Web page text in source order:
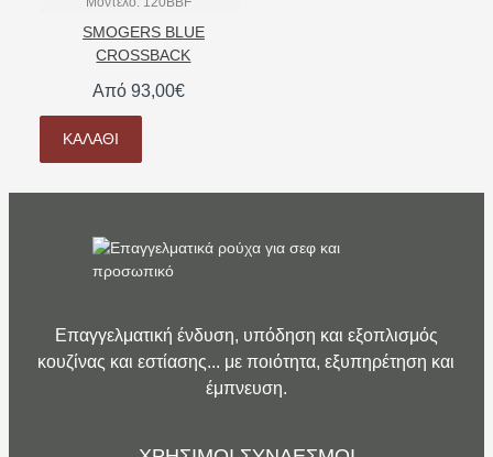
SMOGERS BLUE
CROSSBACK
Από 93,00€
ΚΑΛΆΘΙ
Επαγγελματική ένδυση, υπόδηση και εξοπλισμός
κουζίνας και εστίασης... με ποιότητα, εξυπηρέτηση και
έμπνευση.